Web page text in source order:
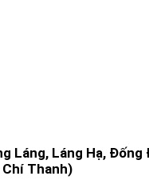
Láng, Láng Hạ, Đống
Thanh)